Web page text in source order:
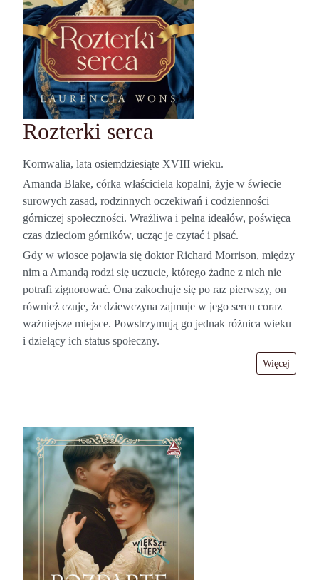
Rozterki serca
Kornwalia, lata osiemdziesiąte XVIII wieku.
Amanda Blake, córka właściciela kopalni, żyje w świecie
surowych zasad, rodzinnych oczekiwań i codzienności
górniczej społeczności. Wrażliwa i pełna ideałów, poświęca
czas dzieciom górników, ucząc je czytać i pisać.
Gdy w wiosce pojawia się doktor Richard Morrison, między
nim a Amandą rodzi się uczucie, którego żadne z nich nie
potrafi zignorować. Ona zakochuje się po raz pierwszy, on
również czuje, że dziewczyna zajmuje w jego sercu coraz
ważniejsze miejsce. Powstrzymują go jednak różnica wieku
i dzielący ich status społeczny.
Więcej